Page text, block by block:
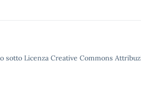
sotto Licenza Creative Commons